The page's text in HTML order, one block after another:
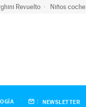
Revuelto Niños coche
NEWSLETTER